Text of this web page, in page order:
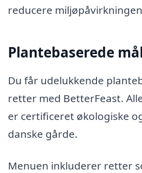
reducere
Plantebaserede
Du får udelukkende
retter med BetterFeast.
er certificeret økologiske
danske gårde.
Menuen inkluderer retter